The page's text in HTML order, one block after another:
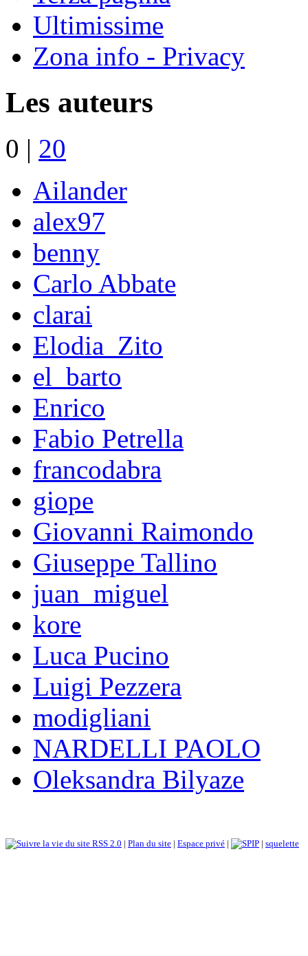
Ultimissime
Zona info - Privacy
Les auteurs
0 | 20
Ailander
alex97
benny
Carlo Abbate
clarai
Elodia_Zito
el_barto
Enrico
Fabio Petrella
francodabra
giope
Giovanni Raimondo
Giuseppe Tallino
juan_miguel
kore
Luca Pucino
Luigi Pezzera
modigliani
NARDELLI PAOLO
Oleksandra Bilyaze
RSS 2.0 | Plan du site | Espace privé | | squelette